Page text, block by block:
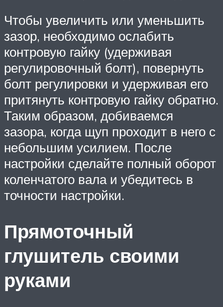
Чтобы увеличить или уменьшить
зазор, необходимо ослабить
контровую гайку (удерживая
регулировочный болт), повернуть
болт регулировки и удерживая его
притянуть контровую гайку обратно.
Таким образом, добиваемся
зазора, когда щуп проходит в него с
небольшим усилием. После
настройки сделайте полный оборот
коленчатого вала и убедитесь в
точности настройки.
Прямоточный
глушитель своими
руками